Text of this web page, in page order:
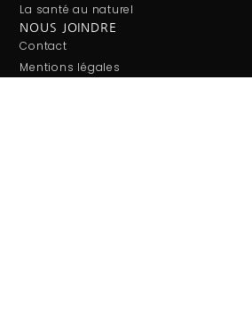
La santé au naturel
NOUS JOINDRE
Contact
Mentions légales